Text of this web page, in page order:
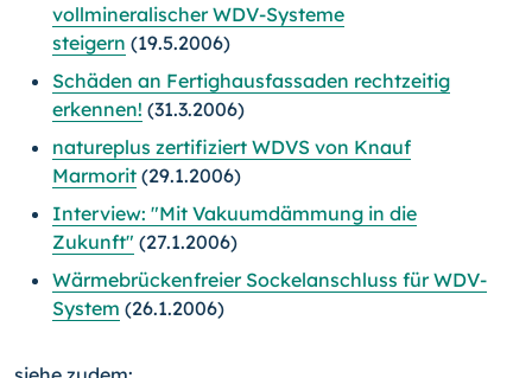
vollmineralischer WDV-Systeme
steigern (19.5.2006)
Schäden an Fertighausfassaden rechtzeitig
erkennen! (31.3.2006)
natureplus zertifiziert WDVS von Knauf
Marmorit (29.1.2006)
Interview: "Mit Vakuumdämmung in die
Zukunft" (27.1.2006)
Wärmebrückenfreier Sockelanschluss für WDV-
System (26.1.2006)